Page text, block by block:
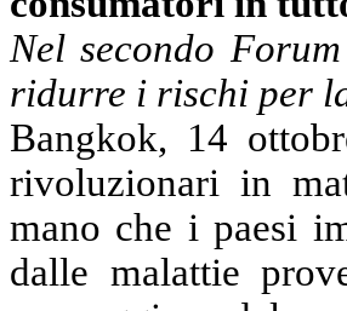
Nel secondo
ridurre i rischi per
Bangkok, 14
rivoluzionari in
mano che i paesi
dalle malattie